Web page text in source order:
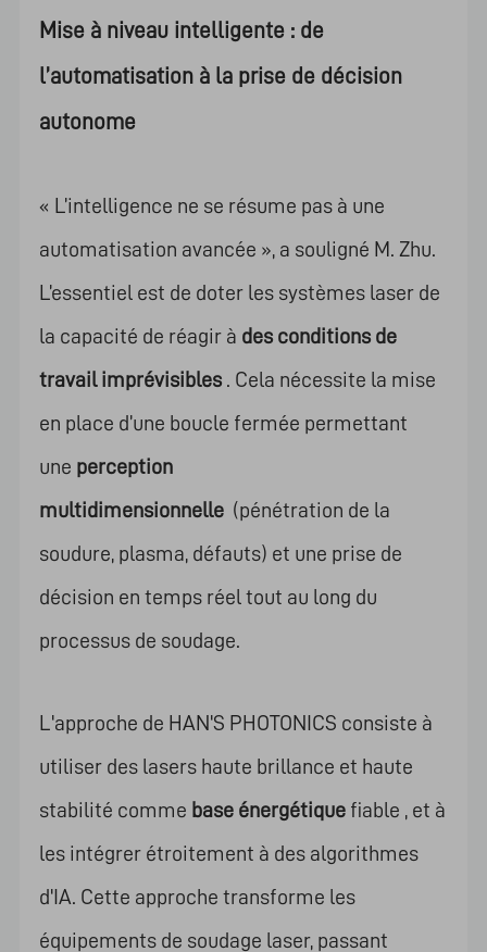
Mise à niveau intelligente : de
l’automatisation à la prise de décision
autonome
« L’intelligence ne se résume pas à une
automatisation avancée », a souligné M. Zhu.
L’essentiel est de doter les systèmes laser de
la capacité de réagir à des conditions de
travail imprévisibles. Cela nécessite la mise
en place d’une boucle fermée permettant
une perception
multidimensionnelle(pénétration de la
soudure, plasma, défauts) et une prise de
décision en temps réel tout au long du
processus de soudage.
L'approche de HAN'S PHOTONICS consiste à
utiliser des lasers haute brillance et haute
stabilité comme base énergétiquefiable , et à
les intégrer étroitement à des algorithmes
d'IA. Cette approche transforme les
équipements de soudage laser, passant